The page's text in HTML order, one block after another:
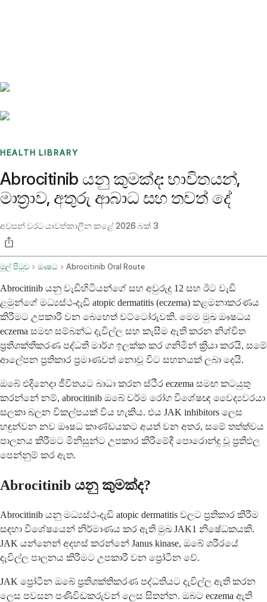
HEALTH LIBRARY
Abrocitinib යනු කුමක්ද: භාවිතයන්,
මාත්‍රාව, අතුරු ආබාධ සහ තවත් දේ
අවසන් වරට යාවත්කාලීන කළේ2026 බක් 3
මුල් පිටුව ඖෂධ Abrocitinib Oral Route
Abrocitinib යනු වැඩිහිටියන්ගේ සහ අවුරුදු 12 සහ ඊට වැඩි
ළමුන්ගේ මධ්‍යස්ථ-දැඩි atopic dermatitis (eczema) කළමනාකරණය
කිරීමට උපකාරී වන බෙහෙත් වට්ටෝරුවකි. මෙම මුඛ ඖෂධය
eczema සමඟ සම්බන්ධ දැවිල්ල සහ කැසීම ඇති කරන නිශ්චිත
ප්‍රතිශක්තිකරණ පද්ධති මාර්ග ඉලක්ක කර ගනිමින් ක්‍රියා කරයි, සමේ
ආලේපන ප්‍රතිකාර ප්‍රමාණවත් නොවූ විට සහනයක් ලබා දෙයි.
ඔබේ එදිනෙදා ජීවිතයට බාධා කරන ස්ථීර eczema සමඟ කටයුතු
කරන්නේ නම්, abrocitinib ඔබේ චර්ම රෝග විශේෂඥ වෛද්‍යවරයා
සලකා බලන විකල්පයක් විය හැකිය. එය JAK inhibitors ලෙස
හඳුන්වන නව ඖෂධ කාණ්ඩයකට අයත් වන අතර, සමේ තත්ත්වය
පාලනය කිරීමට මිනිසුන්ට උපකාර කිරීමේදී පොරොන්දු වූ ප්‍රතිඵල
පෙන්නුම් කර ඇත.
Abrocitinib යනු කුමක්ද?
Abrocitinib යනු මධ්‍යස්ථ-දැඩි atopic dermatitis වලට ප්‍රතිකාර කිරීම
සඳහා විශේෂයෙන් නිර්මාණය කර ඇති මුඛ JAK1 නිෂේධකයකි.
JAK යන්නෙන් අදහස් කරන්නේ Janus kinase, ඔබේ ශරීරයේ
දැවිල්ල පාලනය කිරීමට උපකාරී වන ප්‍රෝටීන වේ.
JAK ප්‍රෝටීන ඔබේ ප්‍රතිශක්තිකරණ පද්ධතියට දැවිල්ල ඇති කරන
ලෙස පවසන පණිවිඩකරුවන් ලෙස සිතන්න. ඔබට eczema ඇති